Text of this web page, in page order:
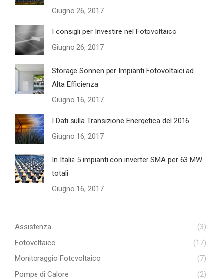
Giugno 26, 2017
I consigli per Investire nel Fotovoltaico
Giugno 26, 2017
Storage Sonnen per Impianti Fotovoltaici ad
Alta Efficienza
Giugno 16, 2017
I Dati sulla Transizione Energetica del 2016
Giugno 16, 2017
In Italia 5 impianti con inverter SMA per 63 MW
totali
Giugno 16, 2017
Assistenza
(3)
Fotovoltaico
(17)
Monitoraggio Fotovoltaico
(7)
Pompe di Calore
(2)